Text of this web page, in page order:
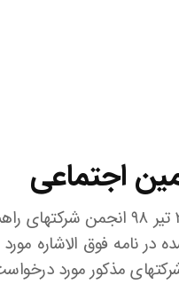
اجتماعی
با سلام و تحیات؛ تصویر نامه شماره
نامه فوق الاشاره مورد
مذکور مورد